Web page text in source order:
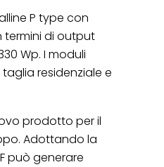
P type con
termini di output
Wp. I moduli
residenziale e
prodotto per il
Adottando la
può generare